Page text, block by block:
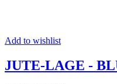
Add to wishlist
JUTE-LAGE -